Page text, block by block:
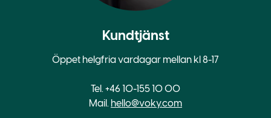
Kundtjänst
Öppet helgfria vardagar mellan kl 8-17
Tel. +46 10-155 10 00
Mail. hello@voky.com